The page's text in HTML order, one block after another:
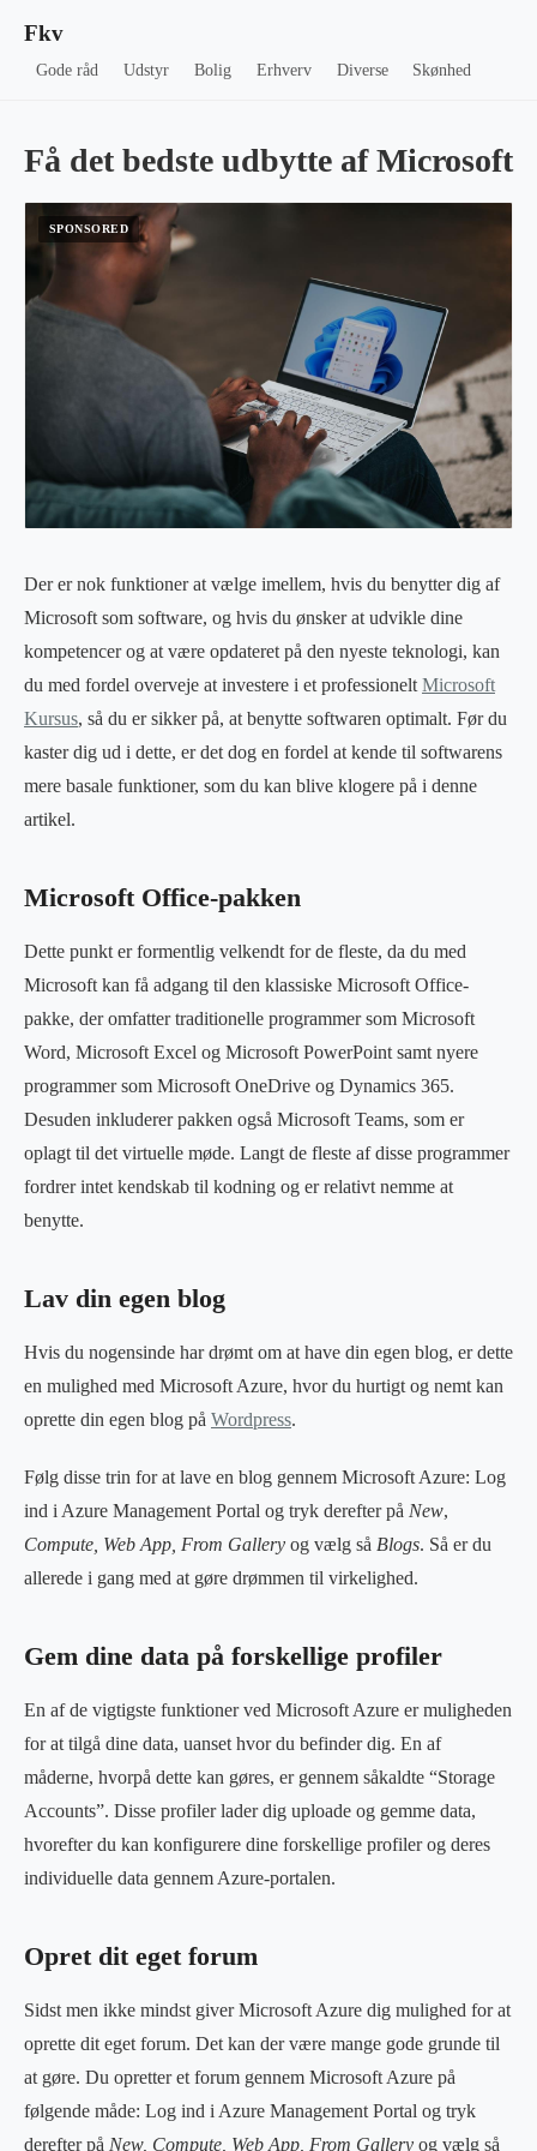
Fkv
Gode råd Udstyr Bolig Erhverv Diverse Skønhed
Få det bedste udbytte af Microsoft
Der er nok funktioner at vælge imellem, hvis du benytter dig af
Microsoft som software, og hvis du ønsker at udvikle dine
kompetencer og at være opdateret på den nyeste teknologi, kan
du med fordel overveje at investere i et professionelt Microsoft
Kursus, så du er sikker på, at benytte softwaren optimalt. Før du
kaster dig ud i dette, er det dog en fordel at kende til softwarens
mere basale funktioner, som du kan blive klogere på i denne
artikel.
Microsoft Office-pakken
Dette punkt er formentlig velkendt for de fleste, da du med
Microsoft kan få adgang til den klassiske Microsoft Office-
pakke, der omfatter traditionelle programmer som Microsoft
Word, Microsoft Excel og Microsoft PowerPoint samt nyere
programmer som Microsoft OneDrive og Dynamics 365.
Desuden inkluderer pakken også Microsoft Teams, som er
oplagt til det virtuelle møde. Langt de fleste af disse programmer
fordrer intet kendskab til kodning og er relativt nemme at
benytte.
Lav din egen blog
Hvis du nogensinde har drømt om at have din egen blog, er dette
en mulighed med Microsoft Azure, hvor du hurtigt og nemt kan
oprette din egen blog på Wordpress.
Følg disse trin for at lave en blog gennem Microsoft Azure: Log
ind i Azure Management Portal og tryk derefter på New,
Compute, Web App, From Gallery og vælg så Blogs. Så er du
allerede i gang med at gøre drømmen til virkelighed.
Gem dine data på forskellige profiler
En af de vigtigste funktioner ved Microsoft Azure er muligheden
for at tilgå dine data, uanset hvor du befinder dig. En af
måderne, hvorpå dette kan gøres, er gennem såkaldte “Storage
Accounts”. Disse profiler lader dig uploade og gemme data,
hvorefter du kan konfigurere dine forskellige profiler og deres
individuelle data gennem Azure-portalen.
Opret dit eget forum
Sidst men ikke mindst giver Microsoft Azure dig mulighed for at
oprette dit eget forum. Det kan der være mange gode grunde til
at gøre. Du opretter et forum gennem Microsoft Azure på
følgende måde: Log ind i Azure Management Portal og tryk
derefter på New, Compute, Web App, From Gallery og vælg så